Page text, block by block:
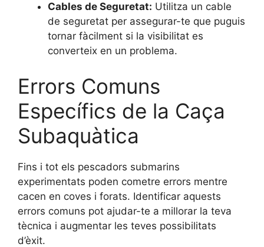
Cables de Seguretat: Utilitza un cable
de seguretat per assegurar-te que puguis
tornar fàcilment si la visibilitat es
converteix en un problema.
Errors Comuns
Específics de la Caça
Subaquàtica
Fins i tot els pescadors submarins
experimentats poden cometre errors mentre
cacen en coves i forats. Identificar aquests
errors comuns pot ajudar-te a millorar la teva
tècnica i augmentar les teves possibilitats
d’èxit.